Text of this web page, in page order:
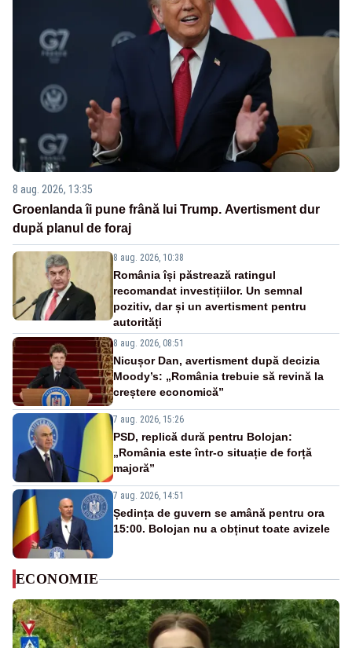
8 aug. 2026, 13:35
Groenlanda îi pune frână lui Trump. Avertisment dur
după planul de foraj
8 aug. 2026, 10:38
România își păstrează ratingul
recomandat investițiilor. Un semnal
pozitiv, dar și un avertisment pentru
autorități
8 aug. 2026, 08:51
Nicușor Dan, avertisment după decizia
Moody’s: „România trebuie să revină la
creștere economică”
7 aug. 2026, 15:26
PSD, replică dură pentru Bolojan:
„România este într-o situație de forță
majoră”
7 aug. 2026, 14:51
Ședința de guvern se amână pentru ora
15:00. Bolojan nu a obținut toate avizele
ECONOMIE